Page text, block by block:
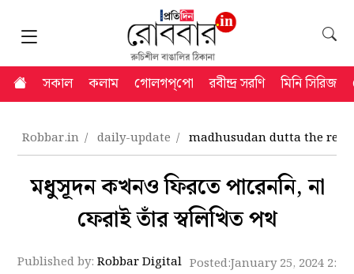
সকাল কলাম গোলগপ্‌পো রবীন্দ্র সরণি মিনি সিরিজ
Robbar.in daily-update madhusudan dutta the
মধুসূদন কখনও ফিরতে পারেননি, না
ফেরাই তাঁর স্বলিখিত পথ
Published by:Robbar Digital Posted:January 25, 2024